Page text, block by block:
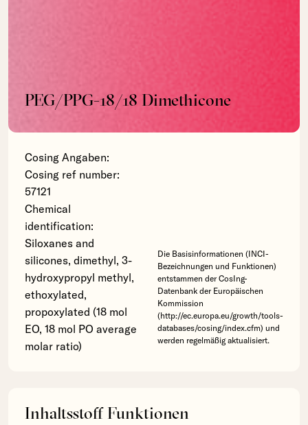
PEG/PPG-18/18 Dimethicone
Cosing Angaben:
Cosing ref number:
57121
Chemical
identification:
Siloxanes and
silicones, dimethyl, 3-
hydroxypropyl methyl,
ethoxylated,
propoxylated (18 mol
EO, 18 mol PO average
molar ratio)
Die Basisinformationen (INCI-
Bezeichnungen und Funktionen)
entstammen der CosIng-
Datenbank der Europäischen
Kommission
(http://ec.europa.eu/growth/tools-
databases/cosing/index.cfm) und
werden regelmäßig aktualisiert.
Inhaltsstoff Funktionen